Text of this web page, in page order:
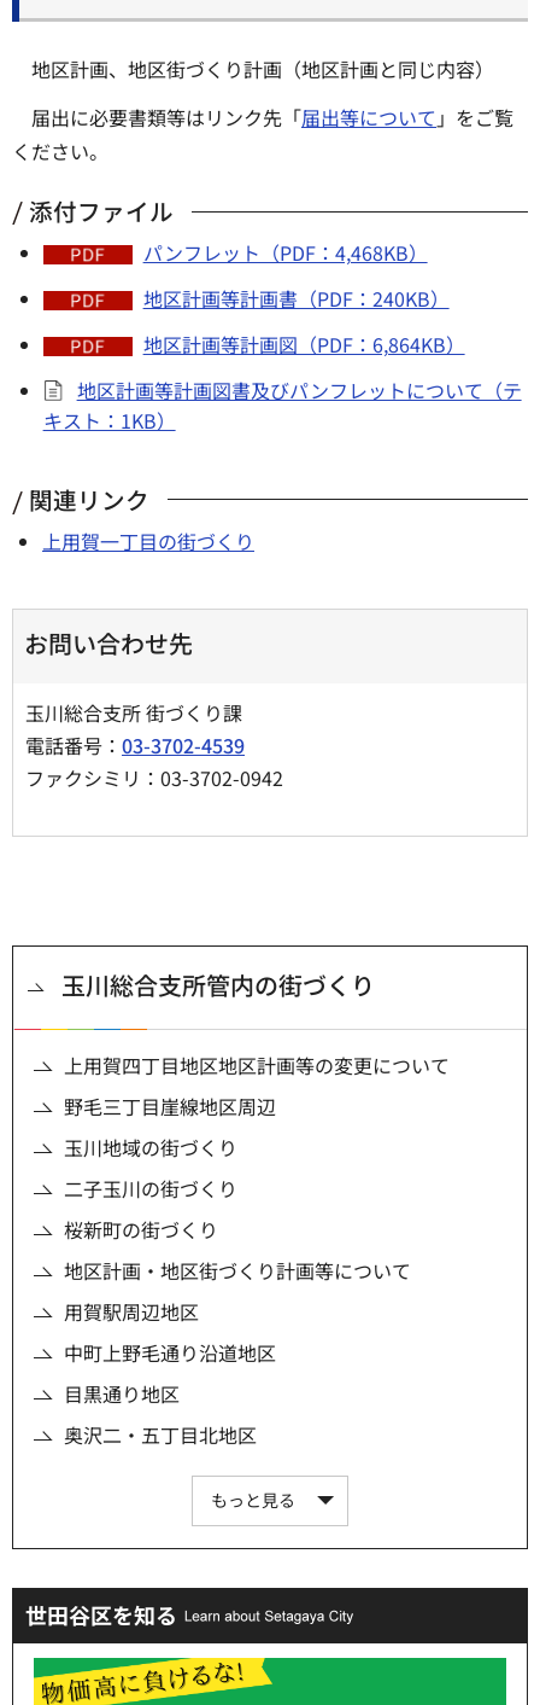
地区計画、地区街づくり計画（地区計画と同じ内容）
届出に必要書類等はリンク先「届出等について 」をご覧
ください。
添付ファイル
パンフレット（PDF：4,468KB）
地区計画等計画書（PDF：240KB）
地区計画等計画図（PDF：6,864KB）
地区計画等計画図書及びパンフレットについて（テ
キスト：1KB）
関連リンク
上用賀一丁目の街づくり
お問い合わせ先
玉川総合支所 街づくり課
電話番号： 03-3702-4539
ファクシミリ：03-3702-0942
玉川総合支所管内の街づくり
上用賀四丁目地区地区計画等の変更について
野毛三丁目崖線地区周辺
玉川地域の街づくり
二子玉川の街づくり
桜新町の街づくり
地区計画・地区街づくり計画等について
用賀駅周辺地区
中町上野毛通り沿道地区
目黒通り地区
奥沢二・五丁目北地区
もっと見る
世田谷区を知る